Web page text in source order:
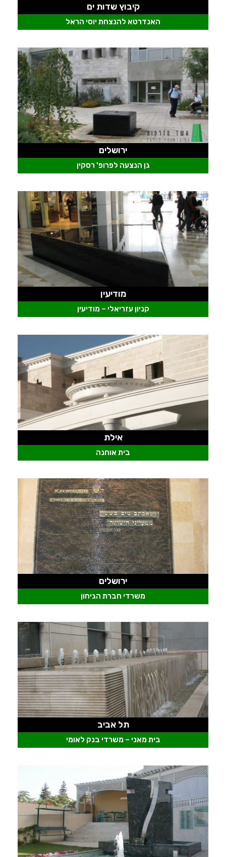
האנדרטא להנצחת יוסי הראל
קיבוץ שדות ים
גן הנצעה לפרופ' רסקין
ירושלים
קניון עזריאלי – מודיעין
מודיעין
בית אוחנה
אילת
משרדי חברת הגיחון
ירושלים
בית מאני – משרדי בנק לאומי
תל אביב